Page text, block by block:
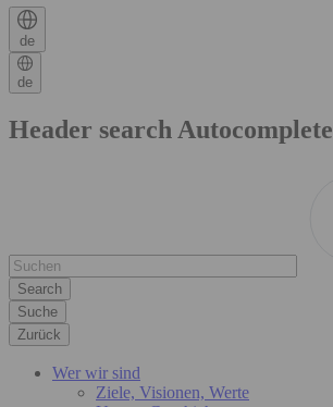
de
de
Header search Autocomplete
Suche
Zurück
Wer wir sind
Ziele, Visionen, Werte